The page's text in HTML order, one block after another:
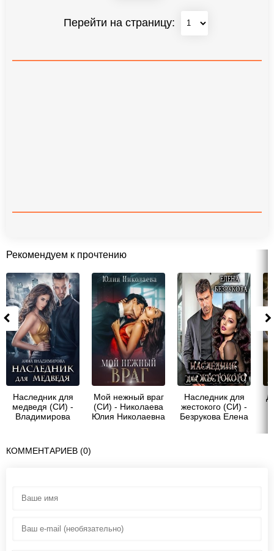
Перейти на страницу:
Рекомендуем к прочтению
Наследник для
медведя (СИ) -
Владимирова
Мой нежный враг
(СИ) - Николаева
Юлия Николаевна
Наследник для
жестокого (СИ) -
Безрукова Елена
КОММЕНТАРИЕВ (0)